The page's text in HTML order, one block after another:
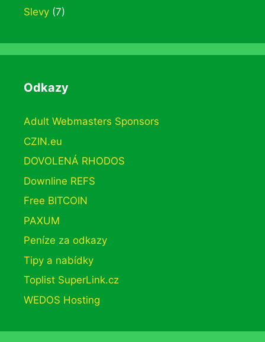
Slevy (7)
Odkazy
Adult Webmasters Sponsors
CZIN.eu
DOVOLENÁ RHODOS
Downline REFS
Free BITCOIN
PAXUM
Peníze za odkazy
Tipy a nabídky
Toplist SuperLink.cz
WEDOS Hosting